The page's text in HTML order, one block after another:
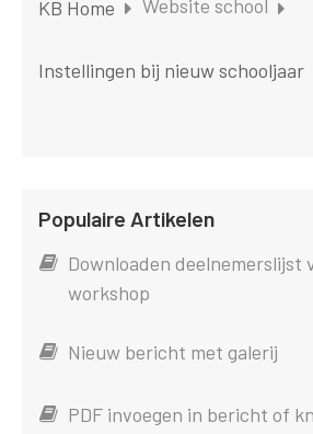
KB Home Website school
Instellingen bij nieuw schooljaar
Populaire Artikelen
Downloaden deelnemerslijst
workshop
Nieuw bericht met galerij
PDF invoegen in bericht of